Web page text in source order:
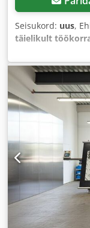
Seisukord: uus,
täielikult